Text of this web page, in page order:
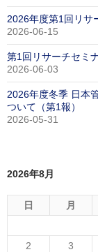
2026年度第1回リサ
2026-06-15
第1回リサーチセミ
2026-06-03
2026年度冬季 日本
ついて（第1報）
2026-05-31
2026年8月
日 月
2
3